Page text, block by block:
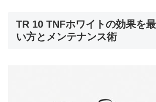
TR 10 TNFホワイトの効果を
い方とメンテナンス術